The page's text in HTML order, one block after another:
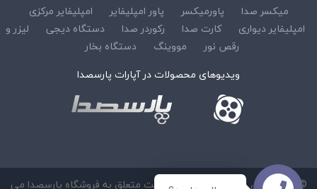
میکسر صدا
پاورمیکسر پاور امپلیفایر
امپلیفایر مرکزی
امپلیفایر دیواری
کارت صدا رکوردر صدا دستگاه دیجی
لیزر و
رقص نور
مووینگ
دستگاه بخار
ویدیوهای محصولات در آپارات پارسصدا
© کلیه حقوق مادی و معنوی این سایت متعلق به فروشگاه پارسصدا می